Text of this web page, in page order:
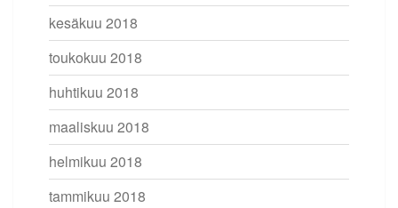
kesäkuu 2018
toukokuu 2018
huhtikuu 2018
maaliskuu 2018
helmikuu 2018
tammikuu 2018